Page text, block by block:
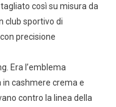
così su misura da
club sportivo di
precisione
Era l’emblema
in cashmere crema e
contro la linea della